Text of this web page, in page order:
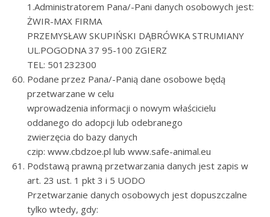
1.Administratorem Pana/-Pani danych osobowych jest:
ŻWIR-MAX FIRMA
PRZEMYSŁAW SKUPIŃSKI DĄBRÓWKA STRUMIANY
UL.POGODNA 37 95-100 ZGIERZ
TEL: 501232300
Podane przez Pana/-Panią dane osobowe będą
przetwarzane w celu
wprowadzenia informacji o nowym właścicielu
oddanego do adopcji lub odebranego
zwierzęcia do bazy danych
czip: www.cbdzoe.pl lub www.safe-animal.eu
Podstawą prawną przetwarzania danych jest zapis w
art. 23 ust. 1 pkt 3 i 5 UODO
Przetwarzanie danych osobowych jest dopuszczalne
tylko wtedy, gdy: